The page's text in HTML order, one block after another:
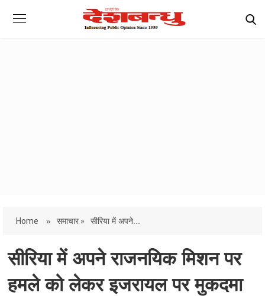
Home » समाचार » सीरिया में अपने...
सीरिया में अपने राजनयिक मिशन पर
हमले को लेकर इजरायल पर मुकदमा